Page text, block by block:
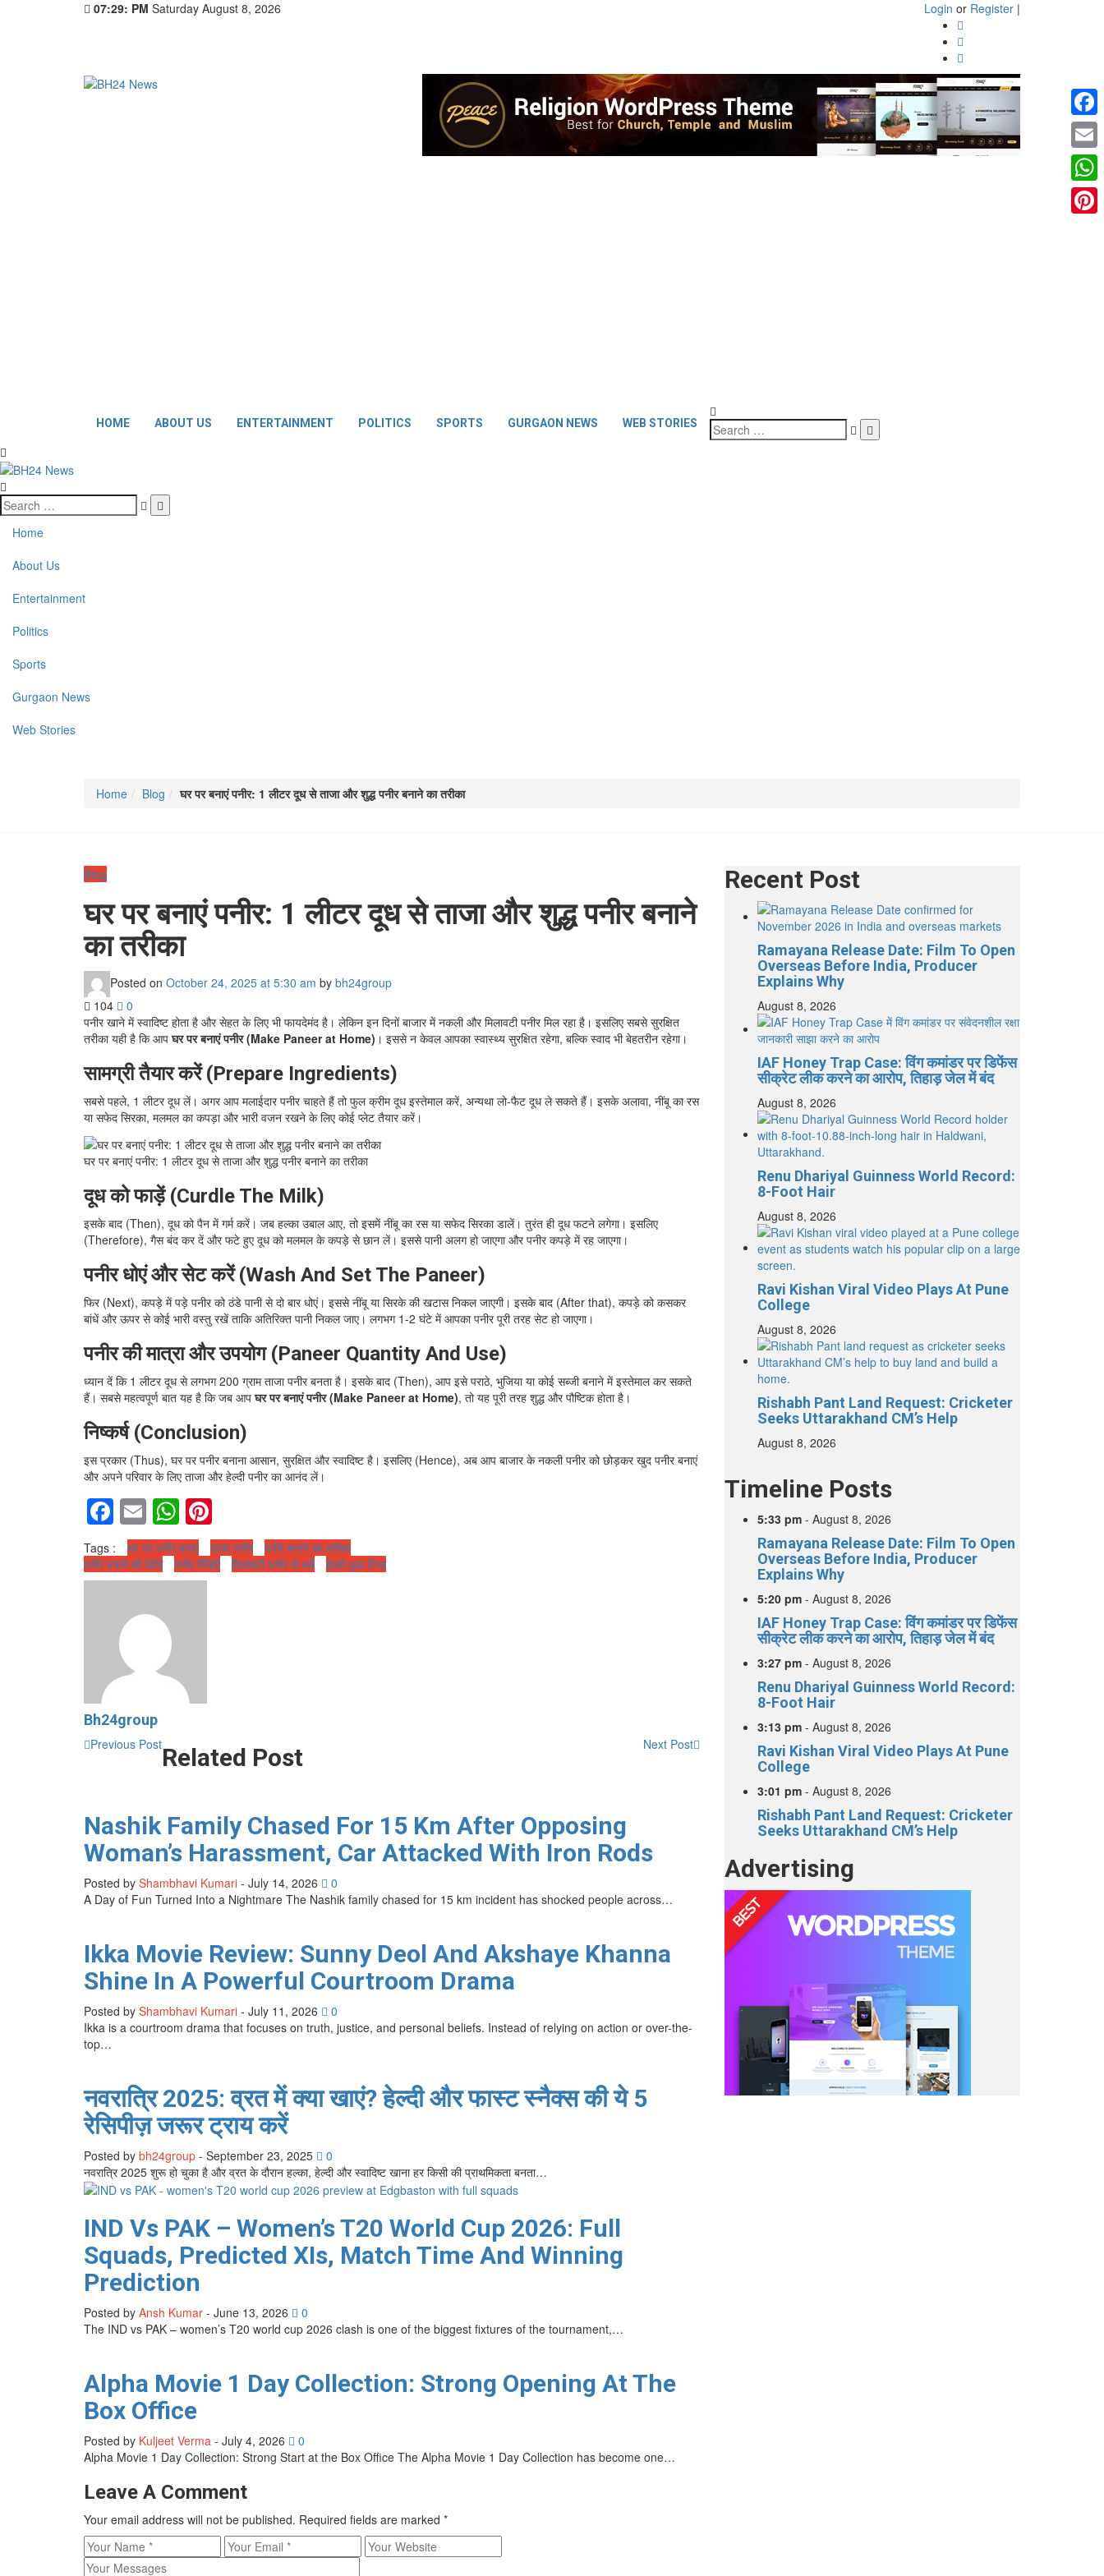
07:29: PM Saturday August 8, 2026 Login or Register |
HOME ABOUT US ENTERTAINMENT POLITICS SPORTS GURGAON NEWS WEB STORIES
Home
About Us
Entertainment
Politics
Sports
Gurgaon News
Web Stories
Home Blog घर पर बनाएं पनीर: 1 लीटर दूध से ताजा और शुद्ध पनीर बनाने का तरीका
Blog
घर पर बनाएं पनीर: 1 लीटर दूध से ताजा और शुद्ध पनीर बनाने
का तरीका
Posted on October 24, 2025 at 5:30 am by bh24group
104
0
पनीर खाने में स्वादिष्ट होता है और सेहत के लिए भी फायदेमंद है। लेकिन इन दिनों बाजार में नकली और मिलावटी पनीर मिल रहा है। इसलिए सबसे सुरक्षित
तरीका यही है कि आपघर पर बनाएं पनीर (Make Paneer at Home) । इससे न केवल आपका स्वास्थ्य सुरक्षित रहेगा, बल्कि स्वाद भी बेहतरीन रहेगा।
सामग्री तैयार करें (Prepare Ingredients)
सबसे पहले, 1 लीटर दूध लें। अगर आप मलाईदार पनीर चाहते हैं तो फुल क्रीम दूध इस्तेमाल करें, अन्यथा लो-फैट दूध ले सकते हैं। इसके अलावा, नींबू का रस
या सफेद सिरका, मलमल का कपड़ा और भारी वजन रखने के लिए कोई प्लेट तैयार करें।
घर पर बनाएं पनीर: 1 लीटर दूध से ताजा और शुद्ध पनीर बनाने का तरीका
दूध को फाड़ें (Curdle The Milk)
इसके बाद (Then), दूध को पैन में गर्म करें। जब हल्का उबाल आए, तो इसमें नींबू का रस या सफेद सिरका डालें। तुरंत ही दूध फटने लगेगा। इसलिए
(Therefore), गैस बंद कर दें और फटे हुए दूध को मलमल के कपड़े से छान लें। इससे पानी अलग हो जाएगा और पनीर कपड़े में रह जाएगा।
पनीर धोएं और सेट करें (Wash And Set The Paneer)
फिर (Next), कपड़े में पड़े पनीर को ठंडे पानी से दो बार धोएं। इससे नींबू या सिरके की खटास निकल जाएगी। इसके बाद (After that), कपड़े को कसकर
बांधें और ऊपर से कोई भारी वस्तु रखें ताकि अतिरिक्त पानी निकल जाए। लगभग 1-2 घंटे में आपका पनीर पूरी तरह सेट हो जाएगा।
पनीर की मात्रा और उपयोग (Paneer Quantity And Use)
ध्यान दें कि 1 लीटर दूध से लगभग 200 ग्राम ताजा पनीर बनता है। इसके बाद (Then), आप इसे पराठे, भुजिया या कोई सब्जी बनाने में इस्तेमाल कर सकते
हैं। सबसे महत्वपूर्ण बात यह है कि जब आपघर पर बनाएं पनीर (Make Paneer at Home), तो यह पूरी तरह शुद्ध और पौष्टिक होता है।
निष्कर्ष (Conclusion)
इस प्रकार (Thus), घर पर पनीर बनाना आसान, सुरक्षित और स्वादिष्ट है। इसलिए (Hence), अब आप बाजार के नकली पनीर को छोड़कर खुद पनीर बनाएं
और अपने परिवार के लिए ताजा और हेल्दी पनीर का आनंद लें।
Facebook
EmailWhatsApp
Tags : घर पर पनीर बनाएं ताजा पनीर
पनीर बनाने का तरीका
पनीर बनाने की विधि
पनीर रेसिपी मिलावटी पनीर से बचें हेल्दी फूड टिप्स
Bh24group
Previous Post Next Post
Related Post
Nashik Family Chased For 15 Km After Opposing
Woman’s Harassment, Car Attacked With Iron Rods
Posted by Shambhavi Kumari - July 14, 2026
0
A Day of Fun Turned Into a Nightmare The Nashik family chased for 15 km incident has shocked people across…
Ikka Movie Review: Sunny Deol And Akshaye Khanna
Shine In A Powerful Courtroom Drama
Posted by Shambhavi Kumari - July 11, 2026
0
Ikka is a courtroom drama that focuses on truth, justice, and personal beliefs. Instead of relying on action or over-the-
top…
नवरात्रि 2025: व्रत में क्या खाएं? हेल्दी और फास्ट स्नैक्स की ये 5
रेसिपीज़ जरूर ट्राय करें
Posted by bh24group - September 23, 2025
0
नवरात्रि 2025 शुरू हो चुका है और व्रत के दौरान हल्का, हेल्दी और स्वादिष्ट खाना हर किसी की प्राथमिकता बनता…
IND Vs PAK – Women’s T20 World Cup 2026: Full
Squads, Predicted XIs, Match Time And Winning
Prediction
Posted by Ansh Kumar - June 13, 2026
0
The IND vs PAK – women’s T20 world cup 2026 clash is one of the biggest fixtures of the tournament,…
Alpha Movie 1 Day Collection: Strong Opening At The
Box Office
Posted by Kuljeet Verma - July 4, 2026
0
Alpha Movie 1 Day Collection: Strong Start at the Box Office The Alpha Movie 1 Day Collection has become one…
Leave A Comment
Your email address will not be published. Required fields are marked *
Recent Post
Ramayana Release Date: Film To Open
Overseas Before India, Producer
Explains Why
August 8, 2026
IAF Honey Trap Case: विंग कमांडर पर डिफेंस
सीक्रेट लीक करने का आरोप, तिहाड़ जेल में बंद
August 8, 2026
Renu Dhariyal Guinness World Record:
8-Foot Hair
August 8, 2026
Ravi Kishan Viral Video Plays At Pune
College
August 8, 2026
Rishabh Pant Land Request: Cricketer
Seeks Uttarakhand CM’s Help
August 8, 2026
Timeline Posts
5:33 pm - August 8, 2026
Ramayana Release Date: Film To Open
Overseas Before India, Producer
Explains Why
5:20 pm - August 8, 2026
IAF Honey Trap Case: विंग कमांडर पर डिफेंस
सीक्रेट लीक करने का आरोप, तिहाड़ जेल में बंद
3:27 pm - August 8, 2026
Renu Dhariyal Guinness World Record:
8-Foot Hair
3:13 pm - August 8, 2026
Ravi Kishan Viral Video Plays At Pune
College
3:01 pm - August 8, 2026
Rishabh Pant Land Request: Cricketer
Seeks Uttarakhand CM’s Help
Advertising
Email